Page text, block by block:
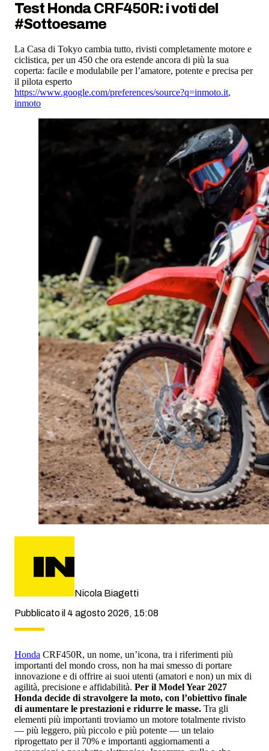
Test Honda CRF450R: i voti del
#Sottoesame
La Casa di Tokyo cambia tutto, rivisti completamente motore e
ciclistica, per un 450 che ora estende ancora di più la sua
coperta: facile e modulabile per l’amatore, potente e precisa per
il pilota esperto
https://www.google.com/preferences/source?q=inmoto.it,
inmoto
Nicola Biagetti
Pubblicato il 4 agosto 2026, 15:08
Honda CRF450R, un nome, un’icona, tra i riferimenti più
importanti del mondo cross, non ha mai smesso di portare
innovazione e di offrire ai suoi utenti (amatori e non) un mix di
agilità, precisione e affidabilità. Per il Model Year 2027
Honda decide di stravolgere la moto, con l’obiettivo finale
di aumentare le prestazioni e ridurre le masse. Tra gli
elementi più importanti troviamo un motore totalmente rivisto
— più leggero, più piccolo e più potente — un telaio
riprogettato per il 70% e importanti aggiornamenti a